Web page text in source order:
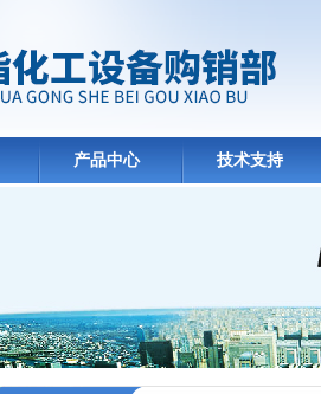
产品中心 技术支持